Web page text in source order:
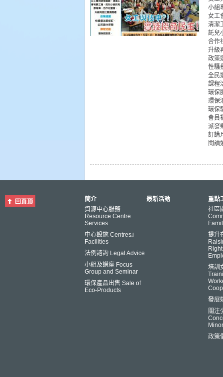
小組
女工
清潔
託兒
合作
升級
政策
性騷
全民
課程
環保
環保
環保
會員
派發
訂講
閱讀
回頁頂
簡介
資源中心服務
Resource Centre
Services
中心設施 Centres』
Facilities
法例諮詢 Legal Advice
小組及講座 Focus
Group and Seminar
環保產品出售 Sale of
Eco-Products
最新活動
重點
社區
提升
培訓
發展
關注
政策